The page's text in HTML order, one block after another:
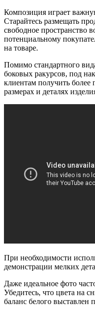
Композиция играет
Старайтесь размещать
свободное пространство
потенциальному
на товаре.
Помимо стандартного
боковых ракурсов, под
клиентам получить более
размерах и деталях
При необходимости
демонстрации мелких
Даже идеальное фото
Убедитесь, что цвета на
баланс белого выставлен